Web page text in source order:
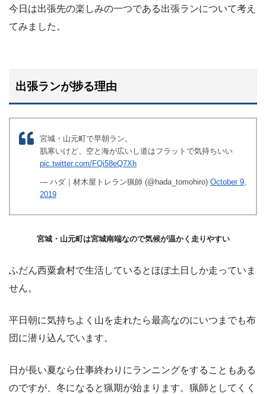
今日は出張先の楽しみの一つである出張ランについて考え
てみました。
出張ランが捗る理由
宮城・山元町で早朝ラン。
肌寒いけど、空と海が広いし道はフラットで気持ちいい
pic.twitter.com/FQi58eQ7Xh
— ハダ｜材木屋トレラン猟師 (@hada_tomohiro) October 9,
2019
宮城・山元町は宮城南端なので気候が温かく走りやすい
ふだん西粟倉村で生活しているとほぼ土日しか走っていま
せん。
平日朝に気持ちよく山を走れたら最高なのにいつまでも布
団に潜り込んでいます。
日が長い夏なら仕事終わりにランニングをすることもある
のですが、冬になると猟期が始まります。猟師としてくく